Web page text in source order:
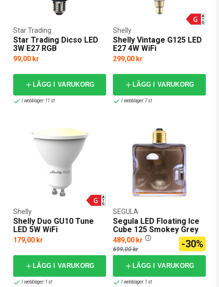
Star Trading Dicso LED
3W E27 RGB
Star Trading
99,00 kr
LÄGG I VARUKORG
I webblager: 11 st
Shelly Vintage G125 LED
E27 4W WiFi
Shelly
299,00 kr
LÄGG I VARUKORG
I webblager: 7 st
Shelly Duo GU10 Tune
LED 5W WiFi
Shelly
179,00 kr
LÄGG I VARUKORG
I webblager: 1 st
Segula LED Floating Ice
Cube 125 Smokey Grey
SEGULA
489,00 kr
699,00 kr -30%
LÄGG I VARUKORG
I webblager: 1 st